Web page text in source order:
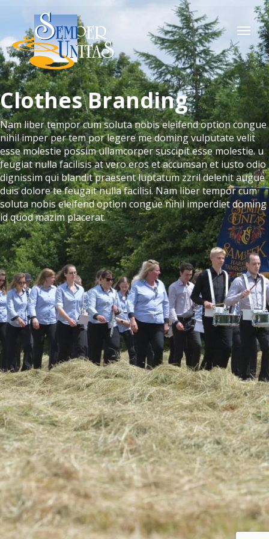
Clothes Branding
Nam liber tempor cum soluta nobis eleifend option congue
nihil imper per tem por legere me doming vulputate velit
esse molestie possim ullamcorper suscipit esse molestie. u
feugiat nulla facilisis at vero eros et accumsan et iusto odio
dignissim qui blandit praesent luptatum zzril delenit augue
duis dolore te feugait nulla facilisi. Nam liber tempor cum
soluta nobis eleifend option congue nihil imperdiet doming
id quod mazim placerat.